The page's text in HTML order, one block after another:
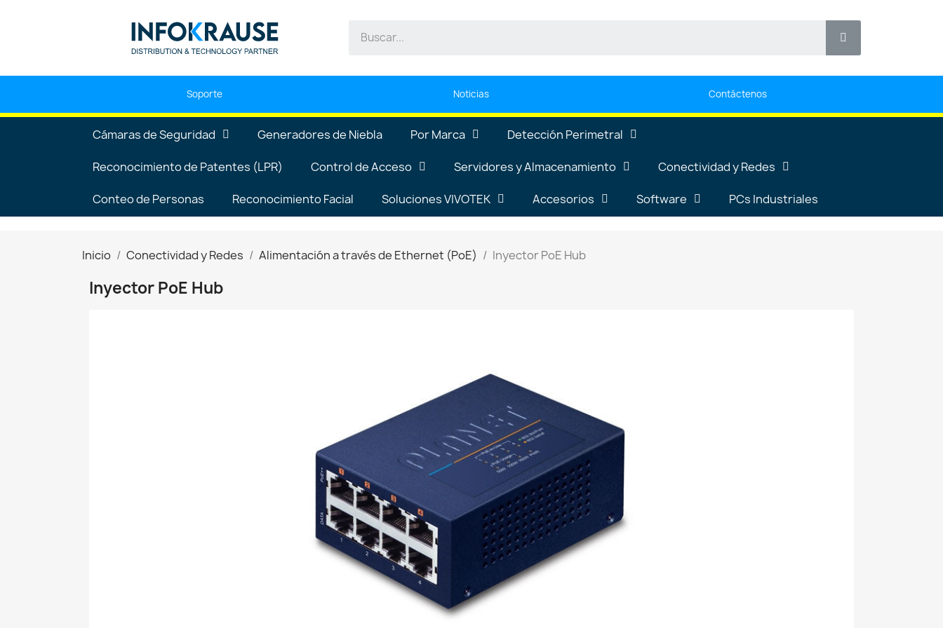
Soporte Noticias Contáctenos
Cámaras de Seguridad Generadores de Niebla Por Marca Detección Perimetral
Reconocimiento de Patentes (LPR) Control de Acceso Servidores y Almacenamiento Conectividad y Redes
Conteo de Personas Reconocimiento Facial Soluciones VIVOTEK Accesorios Software PCs Industriales
Inicio Conectividad y Redes Alimentación a través de Ethernet (PoE) Inyector PoE Hub
Inyector PoE Hub